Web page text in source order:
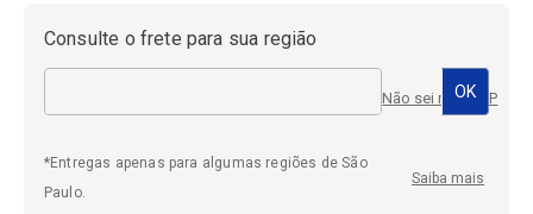
Consulte o frete para sua região
Não sei meu CEP
*Entregas apenas para algumas regiões de São
Paulo.
Saiba mais